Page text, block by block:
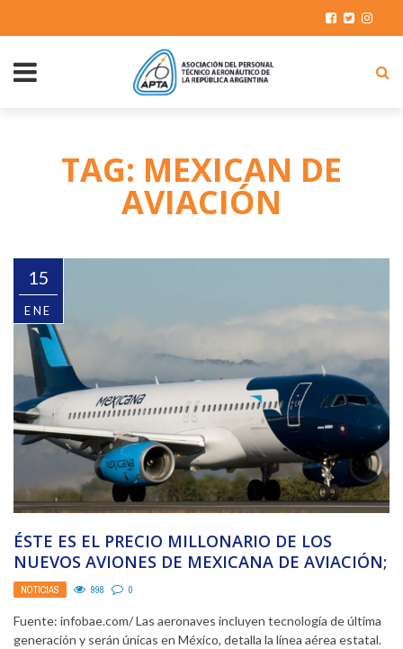
TAG: MEXICAN DE
AVIACIÓN
15
ENE
ÉSTE ES EL PRECIO MILLONARIO DE LOS
NUEVOS AVIONES DE MEXICANA DE AVIACIÓN;
LA NUEVA ...
NOTICIAS 998 0
Fuente: infobae.com/ Las aeronaves incluyen tecnología de última
generación y serán únicas en México, detalla la línea aérea estatal.